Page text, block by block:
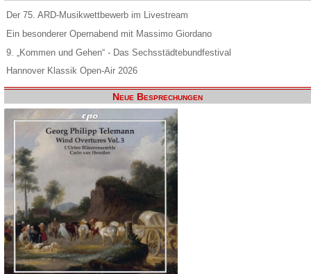
Der 75. ARD-Musikwettbewerb im Livestream
Ein besonderer Opernabend mit Massimo Giordano
9. „Kommen und Gehen“ - Das Sechsstädtebundfestival
Hannover Klassik Open-Air 2026
Neue Besprechungen